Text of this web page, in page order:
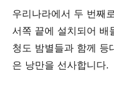
우리나라에서 두 번째
서쪽 끝에 설치되어 배
청도 밤별들과 함께 등
은 낭만을 선사합니다.